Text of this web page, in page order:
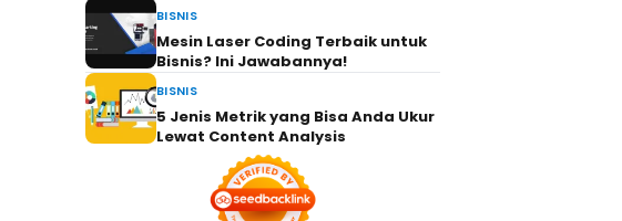
BISNIS
Mesin Laser Coding Terbaik untuk
Bisnis? Ini Jawabannya!
BISNIS
5 Jenis Metrik yang Bisa Anda Ukur
Lewat Content Analysis